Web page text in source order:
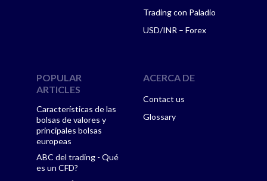
Trading con Paladio
USD/INR – Forex
POPULAR
ARTICLES
Características de las
bolsas de valores y
principales bolsas
europeas
ABC del trading - Qué
es un CFD?
ACERCA DE
Contact us
Glossary